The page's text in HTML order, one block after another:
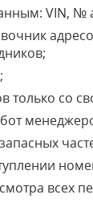
VIN, №
только со
всех